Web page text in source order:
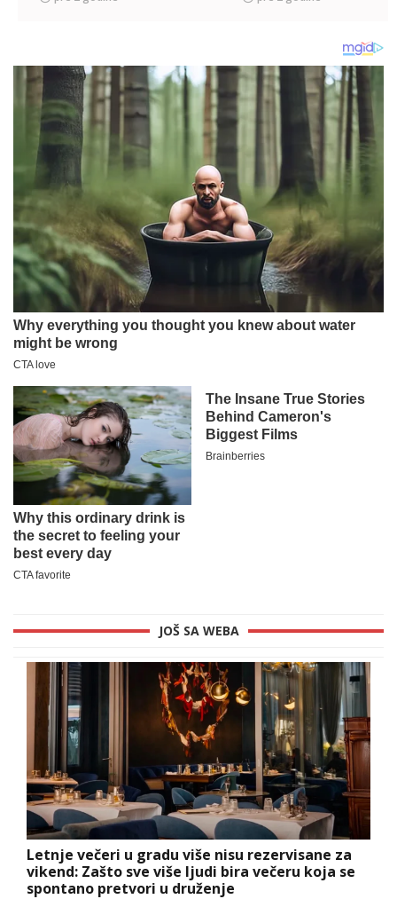
JOŠ SA WEBA
Letnje večeri u gradu više nisu rezervisane za
vikend: Zašto sve više ljudi bira večeru koja se
spontano pretvori u druženje